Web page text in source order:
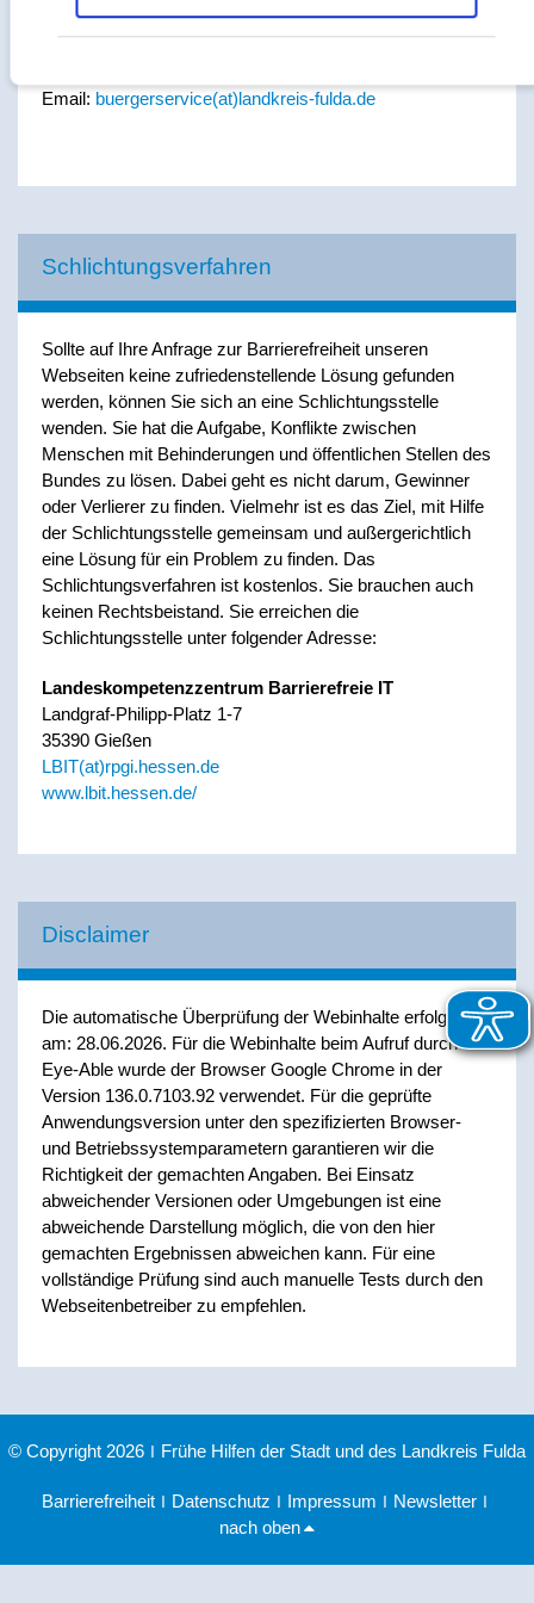
Wörthstraße 15
Email: buergerservice(at)landkreis-fulda.de
Schlichtungsverfahren
Sollte auf Ihre Anfrage zur Barrierefreiheit unseren
Webseiten keine zufriedenstellende Lösung gefunden
werden, können Sie sich an eine Schlichtungsstelle
wenden. Sie hat die Aufgabe, Konflikte zwischen
Menschen mit Behinderungen und öffentlichen Stellen des
Bundes zu lösen. Dabei geht es nicht darum, Gewinner
oder Verlierer zu finden. Vielmehr ist es das Ziel, mit Hilfe
der Schlichtungsstelle gemeinsam und außergerichtlich
eine Lösung für ein Problem zu finden. Das
Schlichtungsverfahren ist kostenlos. Sie brauchen auch
keinen Rechtsbeistand. Sie erreichen die
Schlichtungsstelle unter folgender Adresse:
Landeskompetenzzentrum Barrierefreie IT
Landgraf-Philipp-Platz 1-7
35390 Gießen
LBIT(at)rpgi.hessen.de
www.lbit.hessen.de/
Disclaimer
Die automatische Überprüfung der Webinhalte erfolgte
am: 28.06.2026. Für die Webinhalte beim Aufruf durch
Eye-Able wurde der Browser Google Chrome in der
Version 136.0.7103.92 verwendet. Für die geprüfte
Anwendungsversion unter den spezifizierten Browser-
und Betriebssystemparametern garantieren wir die
Richtigkeit der gemachten Angaben. Bei Einsatz
abweichender Versionen oder Umgebungen ist eine
abweichende Darstellung möglich, die von den hier
gemachten Ergebnissen abweichen kann. Für eine
vollständige Prüfung sind auch manuelle Tests durch den
Webseitenbetreiber zu empfehlen.
© Copyright 2026 | Frühe Hilfen der Stadt und des Landkreis Fulda
Barrierefreiheit | Datenschutz | Impressum | Newsletter |
nach oben